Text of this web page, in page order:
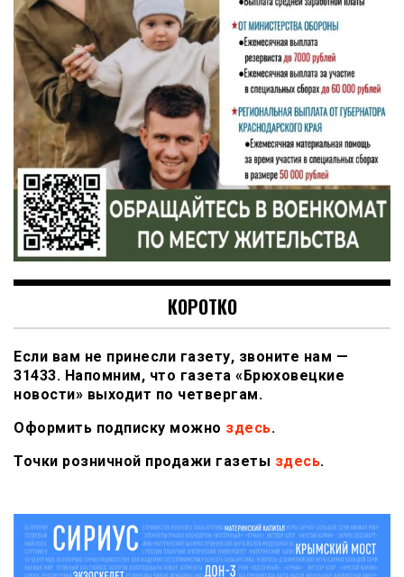
КОРОТКО
Если вам не принесли газету, звоните нам —
31433. Напомним, что газета «Брюховецкие
новости» выходит по четвергам.
Оформить подписку можно здесь.
Точки розничной продажи газеты здесь.